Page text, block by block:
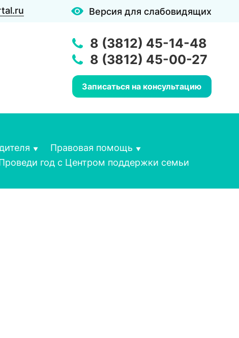
Версия для слабовидящих
8 (3812) 45-14-48
8 (3812) 45-00-27
Записаться на консультацию
Правовая помощь
год с Центром поддержки семьи